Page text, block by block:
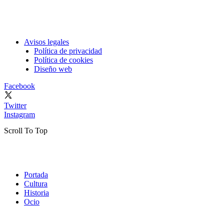
Avisos legales
Política de privacidad
Política de cookies
Diseño web
Facebook
Twitter
Instagram
Scroll To Top
Portada
Cultura
Historia
Ocio